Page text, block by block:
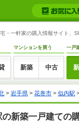
・一軒家の購入情報サイト、
マンションを買う
新築 中古
一戸
> 岩手県 > 花巻市 > 似内駅
新築一戸建ての